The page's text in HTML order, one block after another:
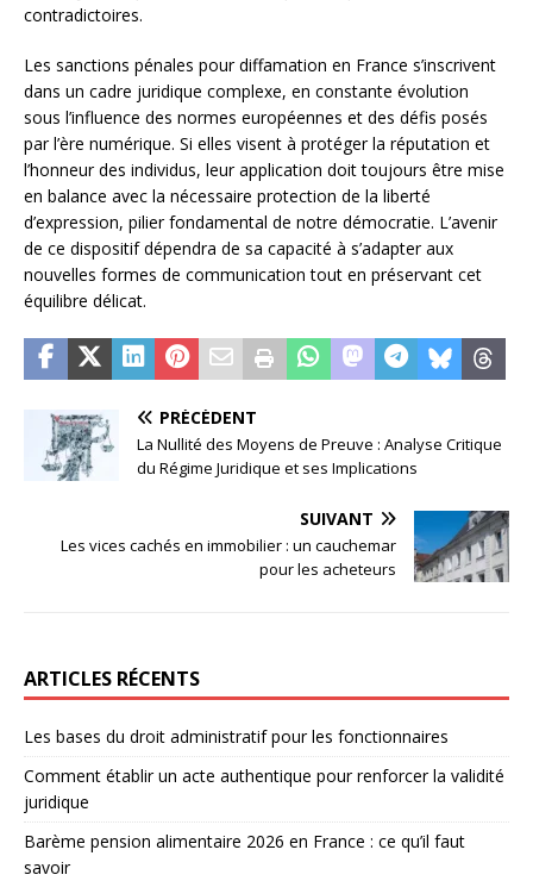
contradictoires.
Les sanctions pénales pour diffamation en France s’inscrivent
dans un cadre juridique complexe, en constante évolution
sous l’influence des normes européennes et des défis posés
par l’ère numérique. Si elles visent à protéger la réputation et
l’honneur des individus, leur application doit toujours être mise
en balance avec la nécessaire protection de la liberté
d’expression, pilier fondamental de notre démocratie. L’avenir
de ce dispositif dépendra de sa capacité à s’adapter aux
nouvelles formes de communication tout en préservant cet
équilibre délicat.
PRÉCÉDENT
La Nullité des Moyens de Preuve : Analyse Critique
du Régime Juridique et ses Implications
SUIVANT
Les vices cachés en immobilier : un cauchemar
pour les acheteurs
ARTICLES RÉCENTS
Les bases du droit administratif pour les fonctionnaires
Comment établir un acte authentique pour renforcer la validité
juridique
Barème pension alimentaire 2026 en France : ce qu’il faut
savoir